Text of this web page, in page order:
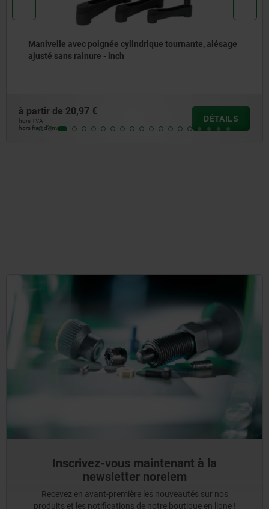
Manivelle avec poignée cylindrique tournante, alésage
ajusté sans rainure - inch
à partir de 20,97 €
hors TVA
hors frais d’envoi
DÉTAILS
Inscrivez-vous maintenant à la
newsletter norelem
Recevez en avant-première les nouveautés sur nos
produits et les notifications de notre boutique en ligne !